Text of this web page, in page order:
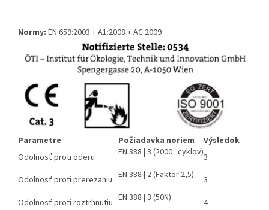
Normy: EN 659:2003 + A1:2008 + AC:2009
Parametre Požiadavka noriem
Výsledok
Odolnosť proti oderu
EN 388 | 3 (2000 cyklov)3
Odolnosť proti prerezaniu EN 388 | 2 (Faktor 2,5)
3
Odolnosť proti roztrhnutiu EN 388 | 3 (50N)
4